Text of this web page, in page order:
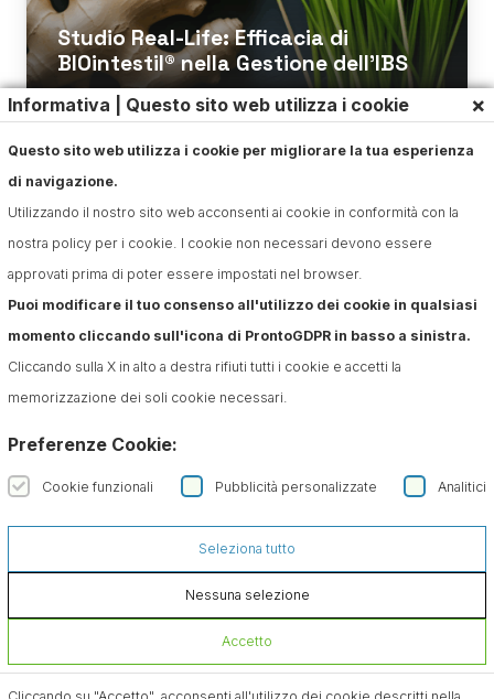
Studio Real-Life: Efficacia di
BIOintestil® nella Gestione dell’IBS
Informativa | Questo sito web utilizza i cookie ×
Questo sito web utilizza i cookie per migliorare la tua esperienza
di navigazione.
Utilizzando il nostro sito web acconsenti ai cookie in conformità con la
nostra policy per i cookie. I cookie non necessari devono essere
approvati prima di poter essere impostati nel browser.
Puoi modificare il tuo consenso all'utilizzo dei cookie in qualsiasi
momento cliccando sull'icona di ProntoGDPR in basso a sinistra.
Cliccando sulla X in alto a destra rifiuti tutti i cookie e accetti la
memorizzazione dei soli cookie necessari.
Preferenze Cookie:
Cookie funzionali Pubblicità personalizzate Analitici
Seleziona tutto
Nessuna selezione
Accetto